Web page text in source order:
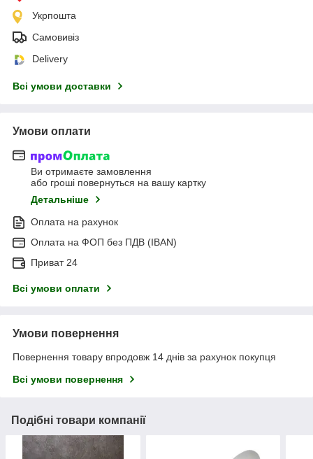
Укрпошта
Самовивіз
Delivery
Всі умови доставки
Умови оплати
Ви отримаєте замовлення
або гроші повернуться на вашу картку
Детальніше
Оплата на рахунок
Оплата на ФОП без ПДВ (IBAN)
Приват 24
Всі умови оплати
Умови повернення
Повернення товару впродовж 14 днів за рахунок покупця
Всі умови повернення
Подібні товари компанії